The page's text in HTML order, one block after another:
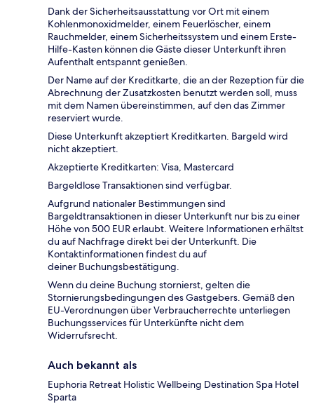
Dank der Sicherheitsausstattung vor Ort mit einem
Kohlenmonoxidmelder, einem Feuerlöscher, einem
Rauchmelder, einem Sicherheitssystem und einem Erste-
Hilfe-Kasten können die Gäste dieser Unterkunft ihren
Aufenthalt entspannt genießen.
Der Name auf der Kreditkarte, die an der Rezeption für die
Abrechnung der Zusatzkosten benutzt werden soll, muss
mit dem Namen übereinstimmen, auf den das Zimmer
reserviert wurde.
Diese Unterkunft akzeptiert Kreditkarten. Bargeld wird
nicht akzeptiert.
Akzeptierte Kreditkarten: Visa, Mastercard
Bargeldlose Transaktionen sind verfügbar.
Aufgrund nationaler Bestimmungen sind
Bargeldtransaktionen in dieser Unterkunft nur bis zu einer
Höhe von 500 EUR erlaubt. Weitere Informationen erhältst
du auf Nachfrage direkt bei der Unterkunft. Die
Kontaktinformationen findest du auf
deiner Buchungsbestätigung.
Wenn du deine Buchung stornierst, gelten die
Stornierungsbedingungen des Gastgebers. Gemäß den
EU-Verordnungen über Verbraucherrechte unterliegen
Buchungsservices für Unterkünfte nicht dem
Widerrufsrecht.
Auch bekannt als
Euphoria Retreat Holistic Wellbeing Destination Spa Hotel
Sparta